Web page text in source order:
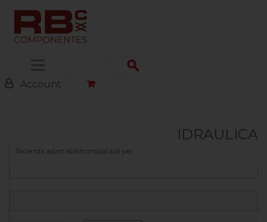
Account
IDRAULICA
Ricambi adattabili/compatibili per